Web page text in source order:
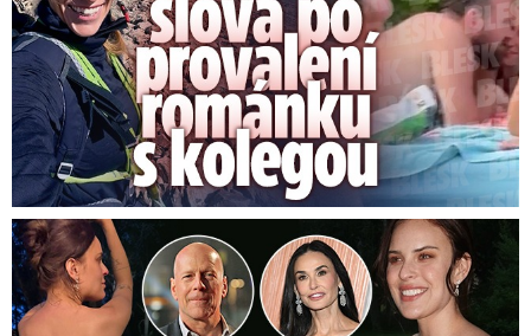
Dcera nemocného Willise a Moore se vdala: Tajemství šatů